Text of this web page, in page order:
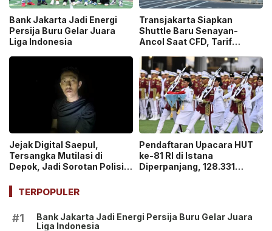
Bank Jakarta Jadi Energi
Persija Buru Gelar Juara
Liga Indonesia
Transjakarta Siapkan
Shuttle Baru Senayan-
Ancol Saat CFD, Tarif
Jejak Digital Saepul,
Tersangka Mutilasi di
Depok, Jadi Sorotan Polisi
Pendaftaran Upacara HUT
ke-81 RI di Istana
Diperpanjang, 128.331
TERPOPULER
#1
Bank Jakarta Jadi Energi Persija Buru Gelar Juara
Liga Indonesia